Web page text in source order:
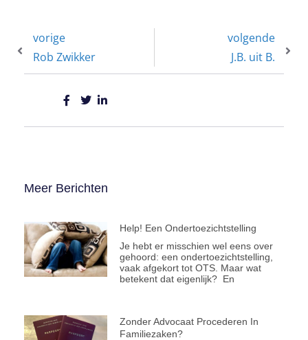
vorige
Rob Zwikker
volgende
J.B. uit B.
Meer Berichten
Help! Een Ondertoezichtstelling
Je hebt er misschien wel eens over
gehoord: een ondertoezichtstelling,
vaak afgekort tot OTS. Maar wat
betekent dat eigenlijk? En
Zonder Advocaat Procederen In
Familiezaken?